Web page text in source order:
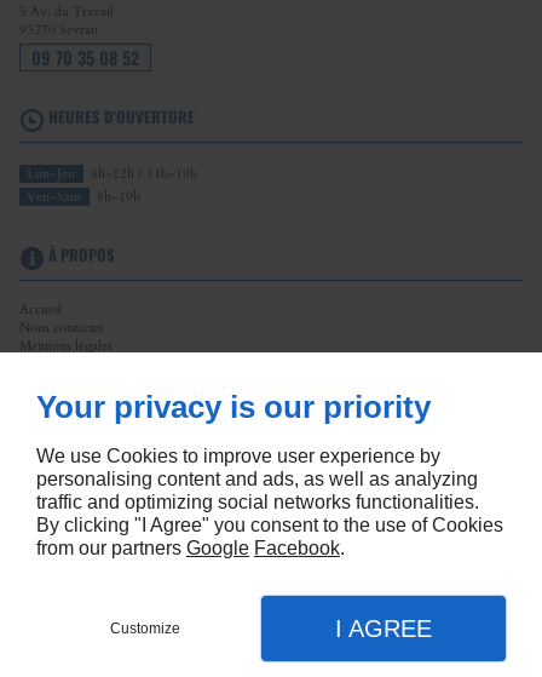
5 Av. du Travail
93270 Sevran
09 70 35 08 52
HEURES D'OUVERTURE
Lun–Jeu
8h–12h / 14h–19h
Ven–Sam
8h–19h
À PROPOS
Accueil
Nous contacter
Mentions légales
SUIVEZ-NOUS
Nous contacter
Your privacy is our priority
We use Cookies to improve user experience by
personalising content and ads, as well as analyzing
traffic and optimizing social networks functionalities.
By clicking "I Agree" you consent to the use of Cookies
from our partners Google Facebook.
Customize I AGREE